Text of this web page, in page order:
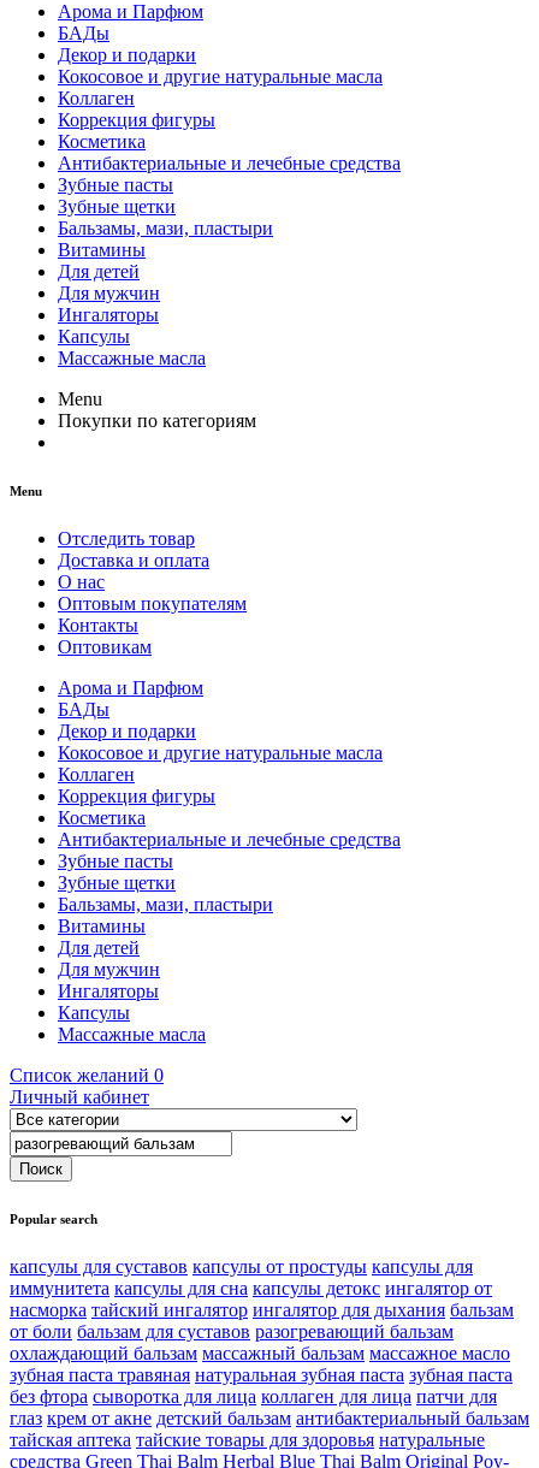
Арома и Парфюм
БАДы
Декор и подарки
Кокосовое и другие натуральные масла
Коллаген
Коррекция фигуры
Косметика
Антибактериальные и лечебные средства
Зубные пасты
Зубные щетки
Бальзамы, мази, пластыри
Витамины
Для детей
Для мужчин
Ингаляторы
Капсулы
Массажные масла
Menu
Покупки по категориям
Menu
Отследить товар
Доставка и оплата
О нас
Оптовым покупателям
Контакты
Оптовикам
Арома и Парфюм
БАДы
Декор и подарки
Кокосовое и другие натуральные масла
Коллаген
Коррекция фигуры
Косметика
Антибактериальные и лечебные средства
Зубные пасты
Зубные щетки
Бальзамы, мази, пластыри
Витамины
Для детей
Для мужчин
Ингаляторы
Капсулы
Массажные масла
Список желаний 0
Личный кабинет
Popular search
капсулы для суставов капсулы от простуды капсулы для
иммунитета капсулы для сна капсулы детокс ингалятор от
насморка тайский ингалятор ингалятор для дыхания бальзам
от боли бальзам для суставов разогревающий бальзам
охлаждающий бальзам массажный бальзам массажное масло
зубная паста травяная натуральная зубная паста зубная паста
без фтора сыворотка для лица коллаген для лица патчи для
глаз крем от акне детский бальзам антибактериальный бальзам
тайская аптека тайские товары для здоровья натуральные
средства Green Thai Balm Herbal Blue Thai Balm Original Poy-